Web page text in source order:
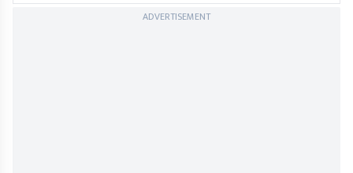
ADVERTISEMENT